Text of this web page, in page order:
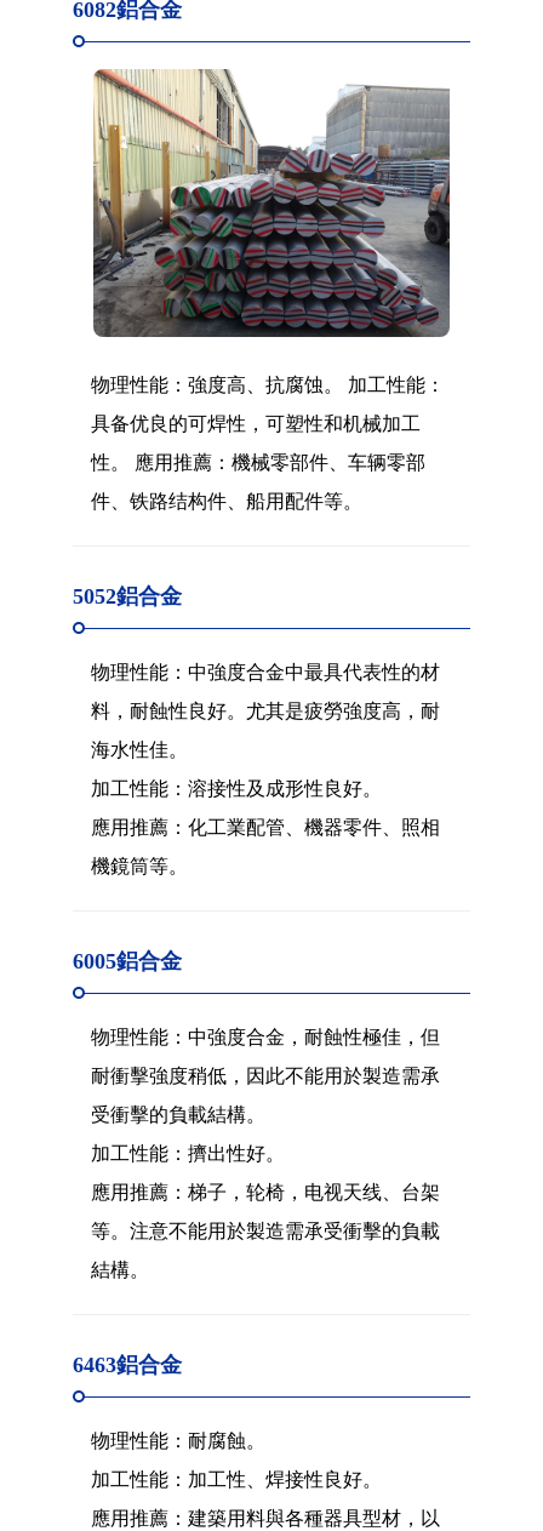
6082鋁合金
物理性能：強度高、抗腐蚀。 加工性能：
具备优良的可焊性，可塑性和机械加工
性。 應用推薦：機械零部件、车辆零部
件、铁路结构件、船用配件等。
5052鋁合金
物理性能：中強度合金中最具代表性的材
料，耐蝕性良好。尤其是疲勞強度高，耐
海水性佳。
加工性能：溶接性及成形性良好。
應用推薦：化工業配管、機器零件、照相
機鏡筒等。
6005鋁合金
物理性能：中強度合金，耐蝕性極佳，但
耐衝擊強度稍低，因此不能用於製造需承
受衝擊的負載結構。
加工性能：擠出性好。
應用推薦：梯子，轮椅，电视天线、台架
等。注意不能用於製造需承受衝擊的負載
結構。
6463鋁合金
物理性能：耐腐蝕。
加工性能：加工性、焊接性良好。
應用推薦：建築用料與各種器具型材，以